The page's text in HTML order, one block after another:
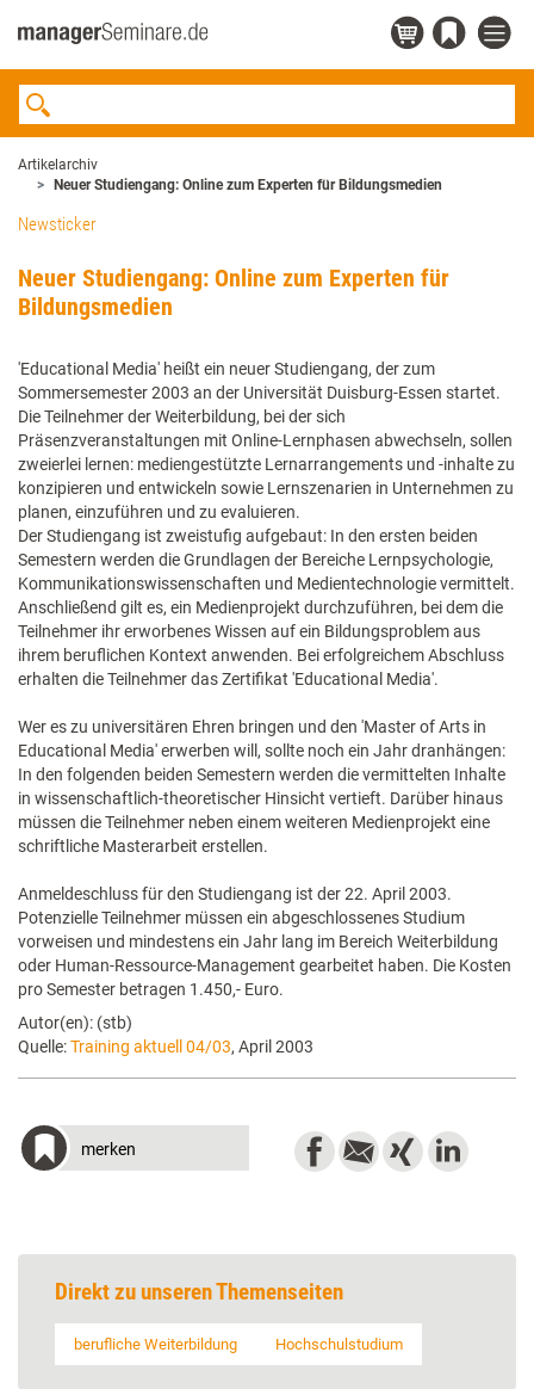
Artikelarchiv
Neuer Studiengang: Online zum Experten für Bildungsmedien
Newsticker
Neuer Studiengang: Online zum Experten für
Bildungsmedien
'Educational Media' heißt ein neuer Studiengang, der zum
Sommersemester 2003 an der Universität Duisburg-Essen startet.
Die Teilnehmer der Weiterbildung, bei der sich
Präsenzveranstaltungen mit Online-Lernphasen abwechseln, sollen
zweierlei lernen: mediengestützte Lernarrangements und -inhalte zu
konzipieren und entwickeln sowie Lernszenarien in Unternehmen zu
planen, einzuführen und zu evaluieren.
Der Studiengang ist zweistufig aufgebaut: In den ersten beiden
Semestern werden die Grundlagen der Bereiche Lernpsychologie,
Kommunikationswissenschaften und Medientechnologie vermittelt.
Anschließend gilt es, ein Medienprojekt durchzuführen, bei dem die
Teilnehmer ihr erworbenes Wissen auf ein Bildungsproblem aus
ihrem beruflichen Kontext anwenden. Bei erfolgreichem Abschluss
erhalten die Teilnehmer das Zertifikat 'Educational Media'.
Wer es zu universitären Ehren bringen und den 'Master of Arts in
Educational Media' erwerben will, sollte noch ein Jahr dranhängen:
In den folgenden beiden Semestern werden die vermittelten Inhalte
in wissenschaftlich-theoretischer Hinsicht vertieft. Darüber hinaus
müssen die Teilnehmer neben einem weiteren Medienprojekt eine
schriftliche Masterarbeit erstellen.
Anmeldeschluss für den Studiengang ist der 22. April 2003.
Potenzielle Teilnehmer müssen ein abgeschlossenes Studium
vorweisen und mindestens ein Jahr lang im Bereich Weiterbildung
oder Human-Ressource-Management gearbeitet haben. Die Kosten
pro Semester betragen 1.450,- Euro.
Autor(en): (stb)
Quelle:Training aktuell 04/03, April 2003
merken
Direkt zu unseren Themenseiten
berufliche Weiterbildung Hochschulstudium